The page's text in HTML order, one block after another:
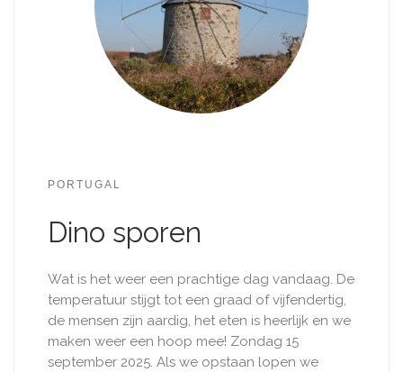
PORTUGAL
Dino sporen
Wat is het weer een prachtige dag vandaag. De
temperatuur stijgt tot een graad of vijfendertig,
de mensen zijn aardig, het eten is heerlijk en we
maken weer een hoop mee! Zondag 15
september 2025. Als we opstaan lopen we